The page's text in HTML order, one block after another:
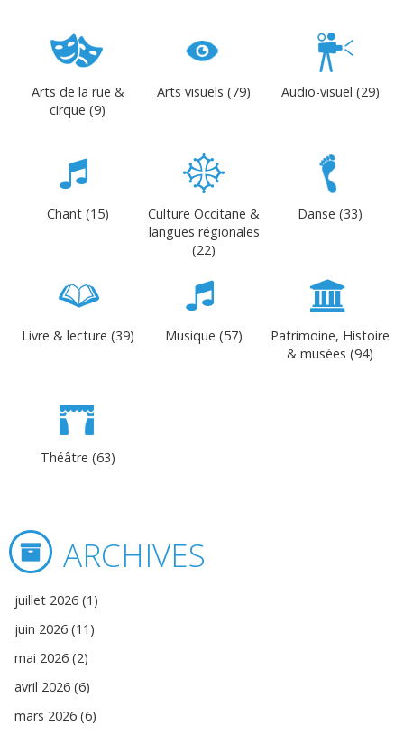
Arts de la rue &
cirque (9)
Arts visuels (79) Audio-visuel (29)
Chant (15)
Culture Occitane &
langues régionales
(22)
Danse (33)
Livre & lecture (39) Musique (57)
Patrimoine, Histoire
& musées (94)
Théâtre (63)
ARCHIVES
juillet 2026 (1)
juin 2026 (11)
mai 2026 (2)
avril 2026 (6)
mars 2026 (6)